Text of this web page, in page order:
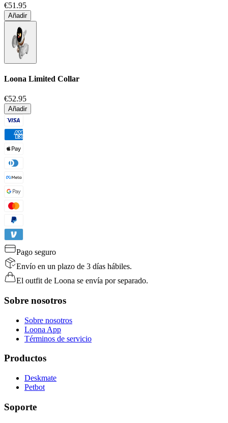
€51.95
Añadir
Loona Limited Collar
€52.95
Añadir
Pago seguro
Envío en un plazo de 3 días hábiles.
El outfit de Loona se envía por separado.
Sobre nosotros
Sobre nosotros
Loona App
Términos de servicio
Productos
Deskmate
Petbot
Soporte